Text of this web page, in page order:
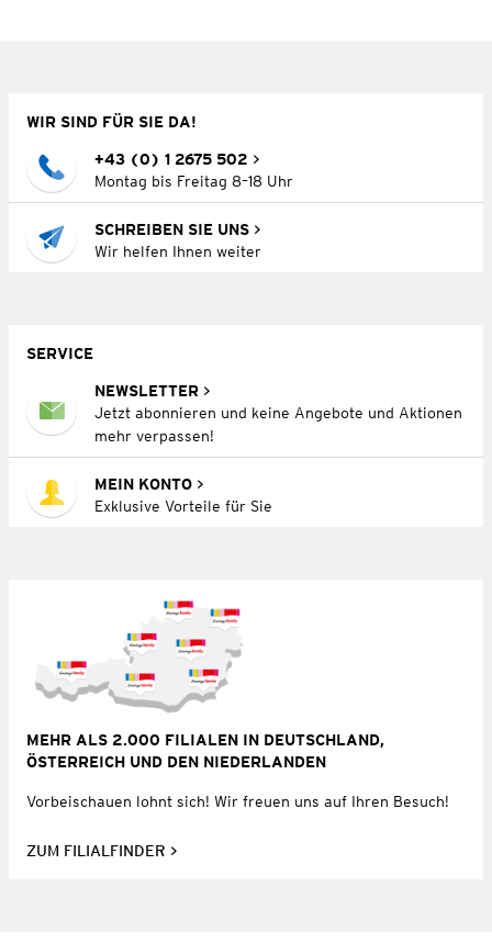
WIR SIND FÜR SIE DA!
+43 (0) 1 2675 502
Montag bis Freitag 8–18 Uhr
SCHREIBEN SIE UNS
Wir helfen Ihnen weiter
SERVICE
NEWSLETTER
Jetzt abonnieren und keine Angebote und Aktionen
mehr verpassen!
MEIN KONTO
Exklusive Vorteile für Sie
MEHR ALS 2.000 FILIALEN IN DEUTSCHLAND,
ÖSTERREICH UND DEN NIEDERLANDEN
Vorbeischauen lohnt sich! Wir freuen uns auf Ihren Besuch!
ZUM FILIALFINDER